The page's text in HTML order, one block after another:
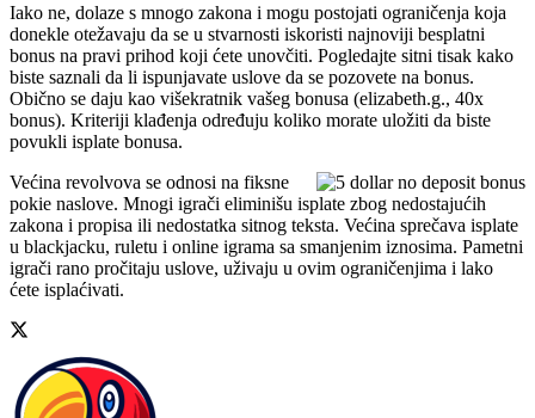
Iako ne, dolaze s mnogo zakona i mogu postojati ograničenja koja
donekle otežavaju da se u stvarnosti iskoristi najnoviji besplatni
bonus na pravi prihod koji ćete unovčiti. Pogledajte sitni tisak kako
biste saznali da li ispunjavate uslove da se pozovete na bonus.
Obično se daju kao višekratnik vašeg bonusa (elizabeth.g., 40x
bonus). Kriteriji klađenja određuju koliko morate uložiti da biste
povukli isplate bonusa.
Većina revolvova se odnosi na fiksne
pokie naslove. Mnogi igrači eliminišu isplate zbog nedostajućih
zakona i propisa ili nedostatka sitnog teksta. Većina sprečava isplate
u blackjacku, ruletu i online igrama sa smanjenim iznosima. Pametni
igrači rano pročitaju uslove, uživaju u ovim ograničenjima i lako
ćete isplaćivati.